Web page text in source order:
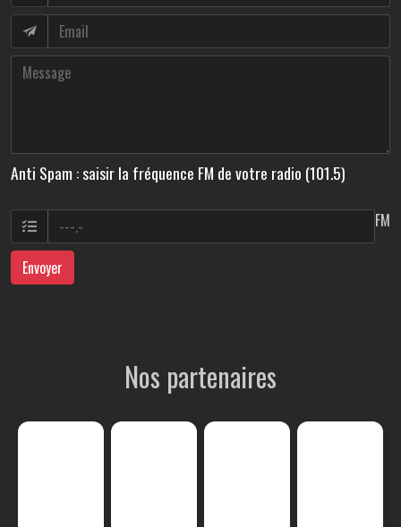
Anti Spam : saisir la fréquence FM de votre radio (101.5)
FM
Envoyer
Nos partenaires